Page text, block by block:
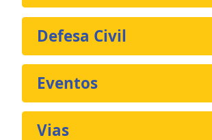
Defesa Civil
Eventos
Vias